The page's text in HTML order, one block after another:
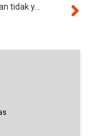
tidak y...